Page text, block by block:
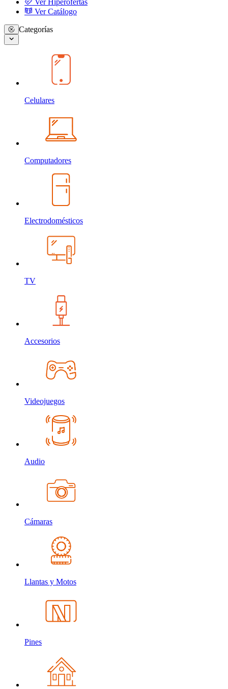
Ver Hiperofertas
Ver Catálogo
Categorías
Celulares
Computadores
Electrodomésticos
TV
Accesorios
Videojuegos
Audio
Cámaras
Llantas y Motos
Pines